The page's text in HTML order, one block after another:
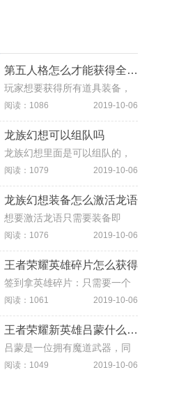
式神，在搭配方面可以弄出很
多花样。在PVP方面，斗技出
色，同理结界突破和道馆，化
鲸伤害上限很高。
第五人格怎么才能获得全部东西，钻石购买及抽奖途径说明
玩家想要获得所有道具装备，
不仅需要有很好的运气，而且
还需要花费大量的时间去做任
阅读：1086 2019-10-06
龙族幻想可以组队吗
龙族幻想里面是可以组队的，
进入游戏界面，如果游戏里面
有好友，直接点击右上角的组
阅读：1079 2019-10-06
龙族幻想装备怎么激活龙语
想要激活龙语只需要装备即
可，前往装备界面，在橙装及
以上等级的装备上，重新选择
会提示，是否用镜瞳解析龙语
并解锁，选择是，就能激活龙
阅读：1076 2019-10-06
王者荣耀英雄碎片怎么获得
签到拿英雄碎片：只需要一个
星期当中每天都记得去登录就
可以了，签到的奖励当中，其
券抽奖：如果你本来是用点券
购买过英雄的话，有剩余的，
点券抽英雄那个界面哦，有几
阅读：1061 2019-10-06
王者荣耀新英雄吕蒙什么时候上线
吕蒙是一位拥有魔道武器，同
时能够召唤灵体攻击的战士/刺
客型英雄。另外根据曝光的信
阅读：1049 2019-10-06